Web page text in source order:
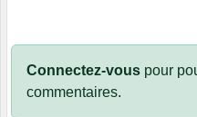
Connectez-vous pour
commentaires.